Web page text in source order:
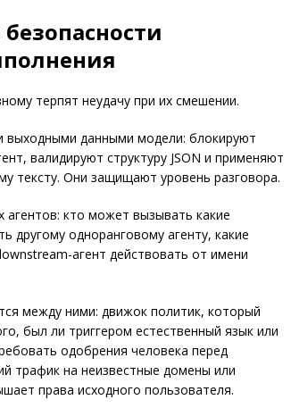
терпят неудачу при их смешении.
выходными данными модели: блокируют
валидируют структуру JSON и применяют
тексту. Они защищают уровень разговора.
агентов: кто может вызывать какие
другому одноранговому агенту, какие
агент действовать от имени
между ними: движок политик, который
был ли триггером естественный язык или
одобрения человека перед
трафик на неизвестные домены или
права исходного пользователя.